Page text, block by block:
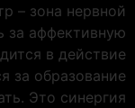
– зона нервной
за аффективную
в действие
за образование
Это синергия